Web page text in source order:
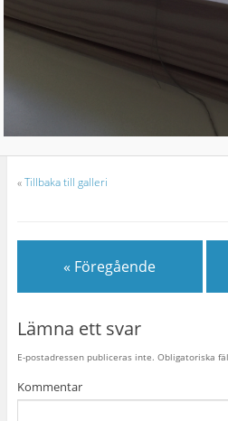
«Tillbaka till galleri
« Föregående
Lämna ett svar
E-postadressen publiceras inte. Obligatoriska
Kommentar